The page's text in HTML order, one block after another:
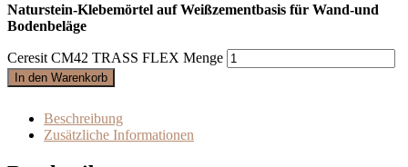
Naturstein-Klebemörtel auf Weißzementbasis für Wand-und
Bodenbeläge
Ceresit CM42 TRASS FLEX Menge
In den Warenkorb
Beschreibung
Zusätzliche Informationen